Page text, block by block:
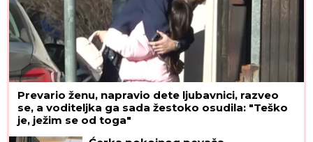
Prevario ženu, napravio dete ljubavnici, razveo
se, a voditeljka ga sada žestoko osudila: "Teško
je, ježim se od toga"